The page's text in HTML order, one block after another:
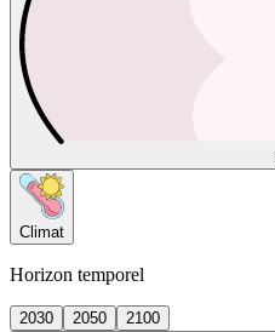
Climat
Horizon temporel
2030 2050
2100